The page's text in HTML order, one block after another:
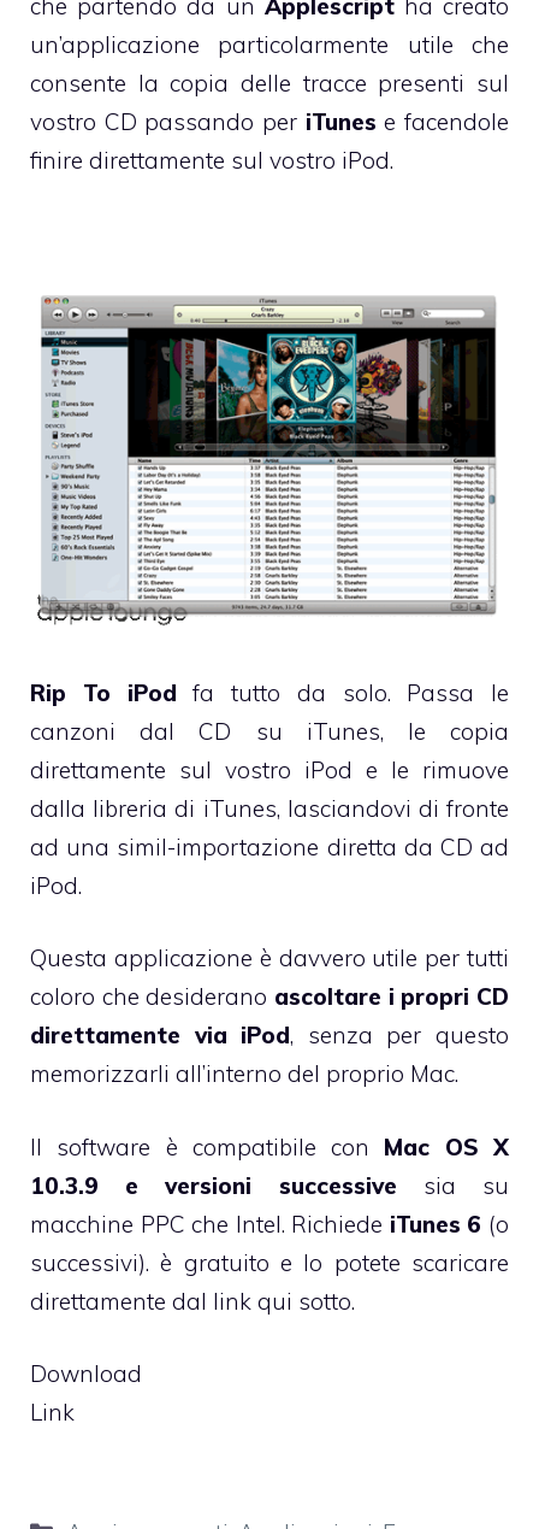
che partendo da un Applescriptha creato
un’applicazione particolarmente utile che
consente la copia delle tracce presenti sul
vostro CD passando per iTunes e facendole
finire direttamente sul vostro iPod.
Rip To iPodfa tutto da solo. Passa le
canzoni dal CD su iTunes, le copia
direttamente sul vostro iPod e le rimuove
dalla libreria di iTunes, lasciandovi di fronte
ad una simil-importazione diretta da CD ad
iPod.
Questa applicazione è davvero utile per tutti
coloro che desiderano ascoltare i propri CD
direttamente via iPod, senza per questo
memorizzarli all’interno del proprio Mac.
Il software è compatibile con Mac OS X
10.3.9 e versioni successive sia su
macchine PPC che Intel. Richiede iTunes 6 (o
successivi). è gratuito e lo potete scaricare
direttamente dal link qui sotto.
Download
Link